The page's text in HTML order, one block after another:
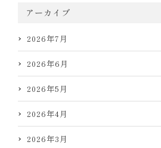
アーカイブ
2026年7月
2026年6月
2026年5月
2026年4月
2026年3月